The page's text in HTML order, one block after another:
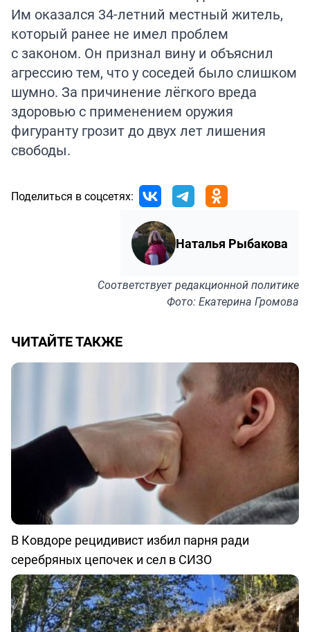
Им оказался 34-летний местный житель,
который ранее не имел проблем
с законом. Он признал вину и объяснил
агрессию тем, что у соседей было слишком
шумно. За причинение лёгкого вреда
здоровью с применением оружия
фигуранту грозит до двух лет лишения
свободы.
Поделиться в соцсетях:
Наталья Рыбакова
Соответствуетредакционной политике
Фото: Екатерина Громова
ЧИТАЙТЕ ТАКЖЕ
В Ковдоре рецидивист избил парня ради
серебряных цепочек и сел в СИЗО